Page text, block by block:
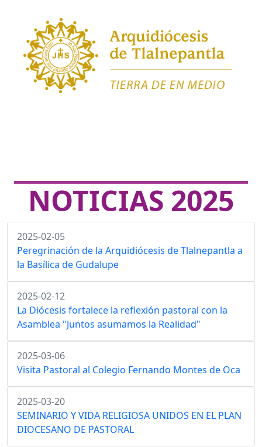
NOTICIAS 2025
2025-02-05
Peregrinación de la Arquidiócesis de Tlalnepantla a
la Basílica de Gudalupe
2025-02-12
La Diócesis fortalece la reflexión pastoral con la
Asamblea "Juntos asumamos la Realidad"
2025-03-06
Visita Pastoral al Colegio Fernando Montes de Oca
2025-03-20
SEMINARIO Y VIDA RELIGIOSA UNIDOS EN EL PLAN
DIOCESANO DE PASTORAL